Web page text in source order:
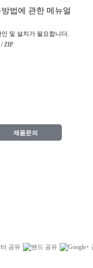
법에 관한 메뉴얼
및 설치가 필요합니다.
ZIP
제품문의